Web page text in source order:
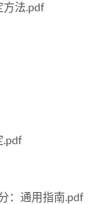
方法.pdf
.pdf
：通用指南.pdf